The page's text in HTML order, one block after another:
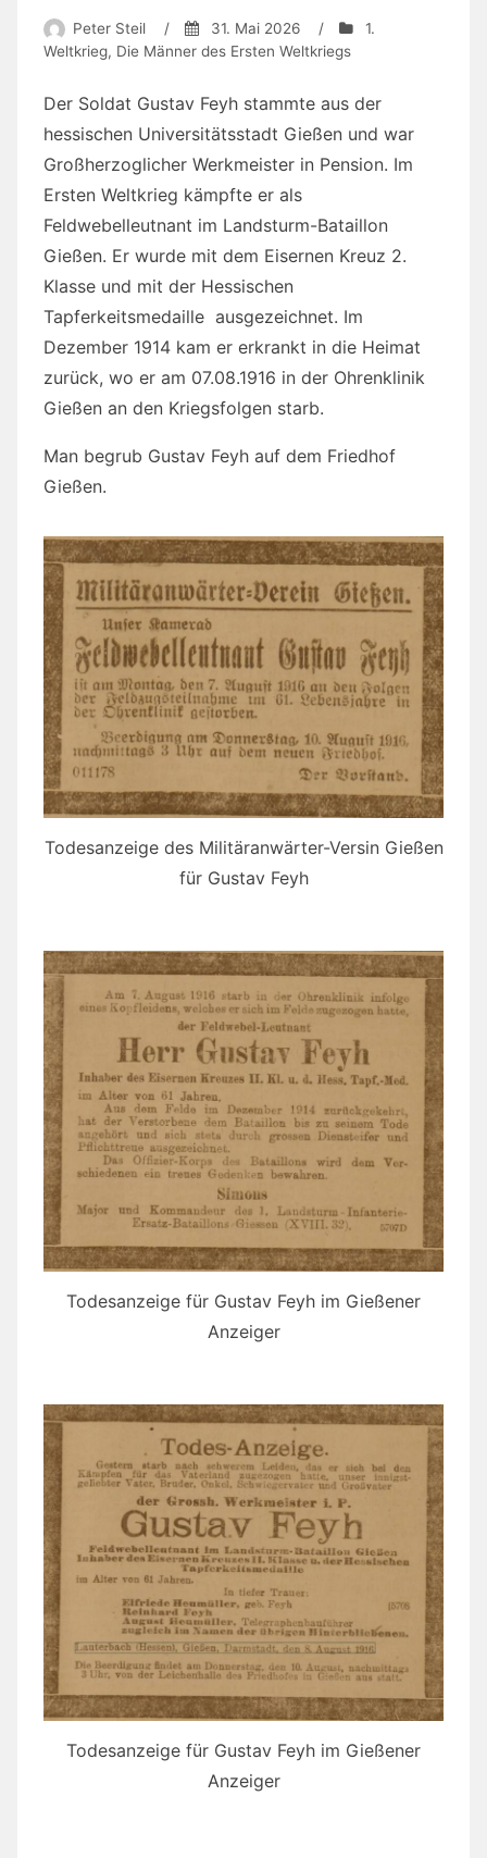
Peter Steil / 31. Mai 2026 /
1.
Weltkrieg, Die Männer des Ersten Weltkriegs
Der Soldat Gustav Feyh stammte aus der
hessischen Universitätsstadt Gießen und war
Großherzoglicher Werkmeister in Pension. Im
Ersten Weltkrieg kämpfte er als
Feldwebelleutnant im Landsturm-Bataillon
Gießen. Er wurde mit dem Eisernen Kreuz 2.
Klasse und mit der Hessischen
Tapferkeitsmedaille ausgezeichnet. Im
Dezember 1914 kam er erkrankt in die Heimat
zurück, wo er am 07.08.1916 in der Ohrenklinik
Gießen an den Kriegsfolgen starb.
Man begrub Gustav Feyh auf dem Friedhof
Gießen.
Todesanzeige des Militäranwärter-Versin Gießen
für Gustav Feyh
Todesanzeige für Gustav Feyh im Gießener
Anzeiger
Todesanzeige für Gustav Feyh im Gießener
Anzeiger